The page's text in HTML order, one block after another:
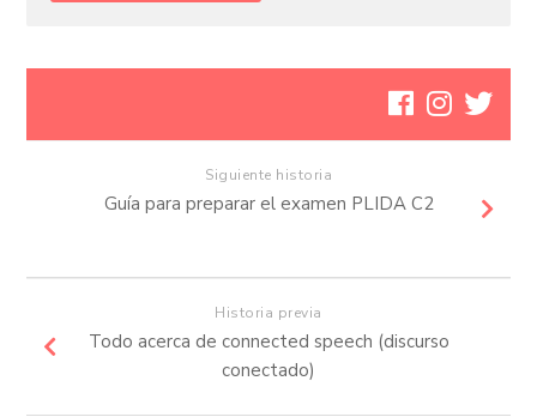
Siguiente historia
Guía para preparar el examen PLIDA C2
Historia previa
Todo acerca de connected speech (discurso
conectado)